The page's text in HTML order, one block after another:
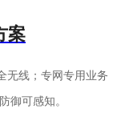
案
无线；专网专用业务
御可感知。